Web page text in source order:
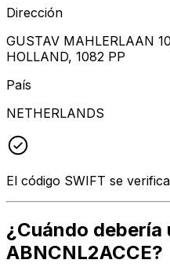
Dirección
GUSTAV MAHLERLAAN
HOLLAND, 1082 PP
País
NETHERLANDS
El código SWIFT se
¿Cuándo debería
ABNCNL2ACCE?